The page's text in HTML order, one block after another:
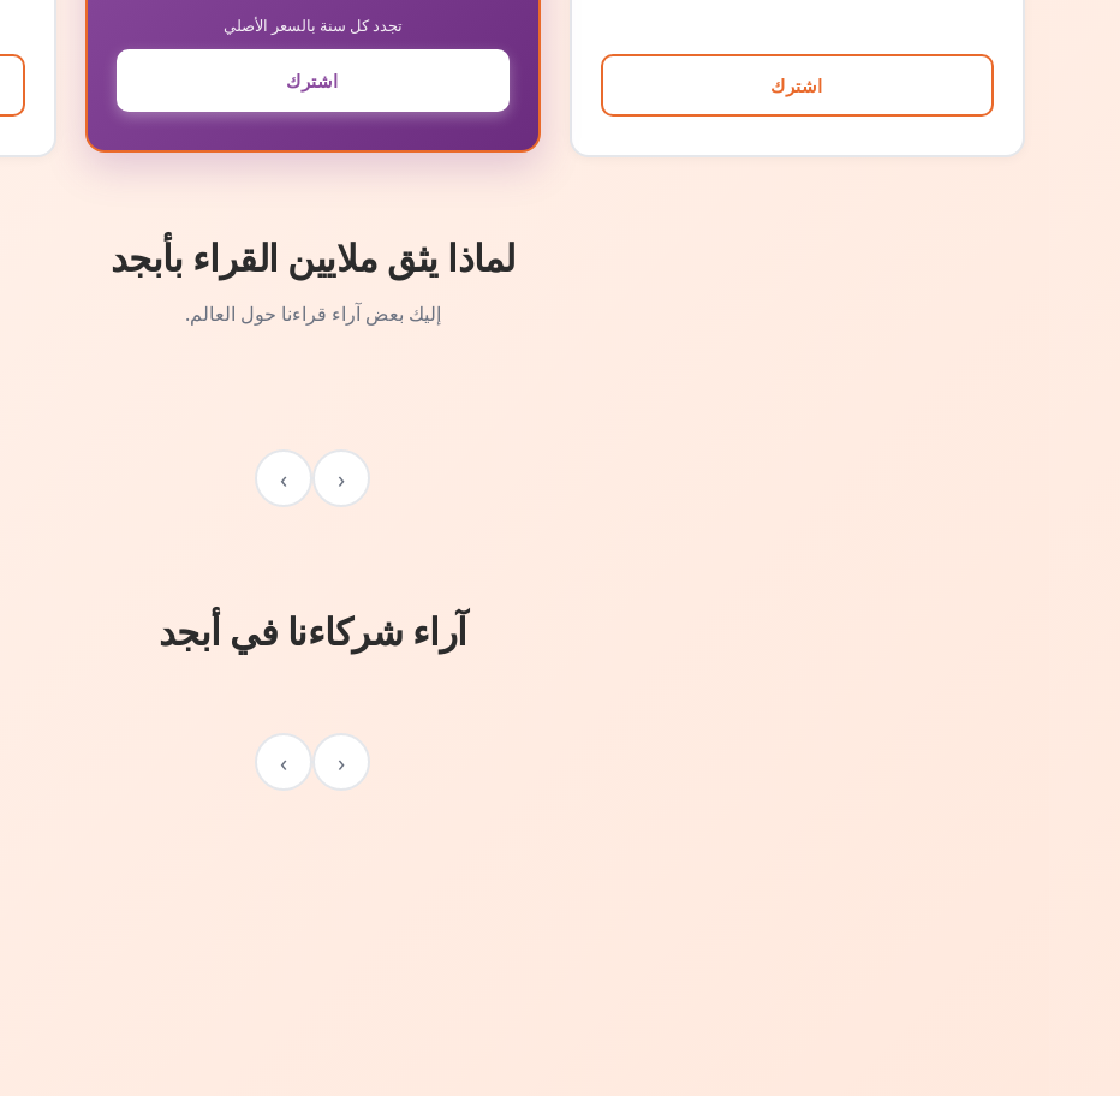
اشترك
تجدد كل سنة بالسعر الأصلي
اشترك
لماذا يثق ملايين القراء بأبجد
إليك بعض آراء قراءنا حول العالم.
‹
›
آراء شركاءنا في أبجد
‹
›